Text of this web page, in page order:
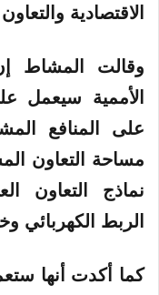
الاقتصادية
وقالت المشاط
الأممية سيعمل
على المنافع
مساحة التعاون
نماذج التعاون
الربط الكهربائي
كما أكدت أنها